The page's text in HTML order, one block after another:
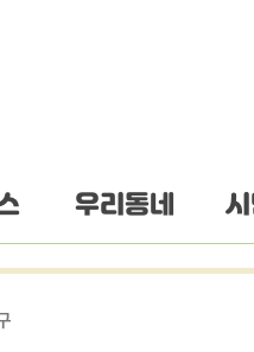
우리동네